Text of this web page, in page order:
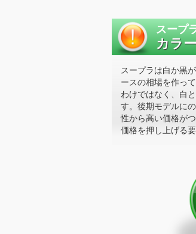
スープ
カラ
スープラは白か黒
ースの相場を作っ
わけではなく、白
す。後期モデルに
性から高い価格が
価格を押し上げる